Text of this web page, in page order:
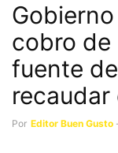
cobro de
fuente
Por Editor Buen Gusto